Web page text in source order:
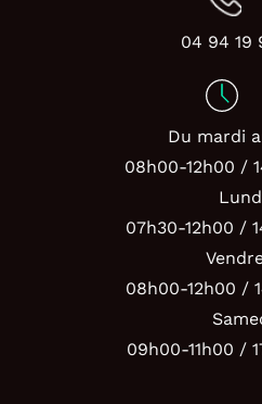
04 94 19
Du mardi
08h00-12h00 /
07h30-12h00 /
08h00-12h00 /
09h00-11h00 /